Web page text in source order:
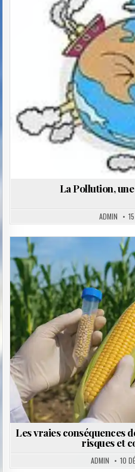
Posted
in
La Pollution,
ADMIN
Posted
in
Les vraies conséquences
risques et
ADMIN 10